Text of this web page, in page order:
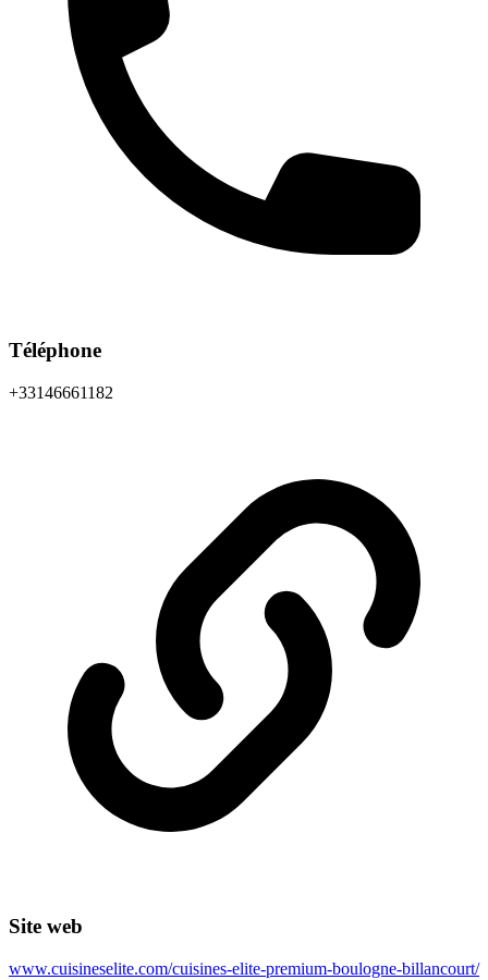
Téléphone
+33146661182
Site web
www.cuisineselite.com/cuisines-elite-premium-boulogne-billancourt/